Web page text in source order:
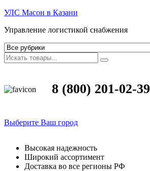
УЛС Масон в Казани
Управление логистикой снабжения
8 (800) 201-02-39
Выберите Ваш город
Высокая надежность
Широкий ассортимент
Доставка во все регионы РФ